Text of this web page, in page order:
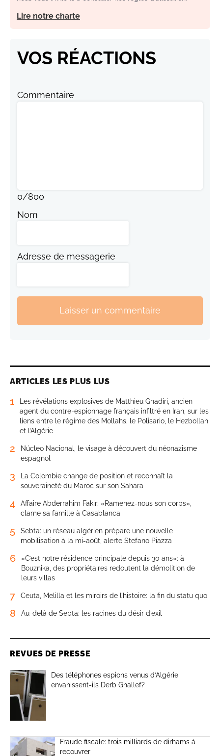
Lire notre charte
VOS RÉACTIONS
Commentaire
0/800
Nom
Adresse de messagerie
Laisser un commentaire
ARTICLES LES PLUS LUS
1
Les révélations explosives de Matthieu Ghadiri, ancien
agent du contre-espionnage français infiltré en Iran, sur les
liens entre le régime des Mollahs, le Polisario, le Hezbollah
et l’Algérie
2
Núcleo Nacional, le visage à découvert du néonazisme
espagnol
3
La Colombie change de position et reconnaît la
souveraineté du Maroc sur son Sahara
4
Affaire Abderrahim Fakir: «Ramenez-nous son corps»,
clame sa famille à Casablanca
5
Sebta: un réseau algérien prépare une nouvelle
mobilisation à la mi-août, alerte Stefano Piazza
6
«C’est notre résidence principale depuis 30 ans»: à
Bouznika, des propriétaires redoutent la démolition de
leurs villas
7 Ceuta, Melilla et les miroirs de l’histoire: la fin du statu quo
8 Au-delà de Sebta: les racines du désir d’exil
REVUES DE PRESSE
Des téléphones espions venus d’Algérie
envahissent-ils Derb Ghallef?
Fraude fiscale: trois milliards de dirhams à
recouvrer